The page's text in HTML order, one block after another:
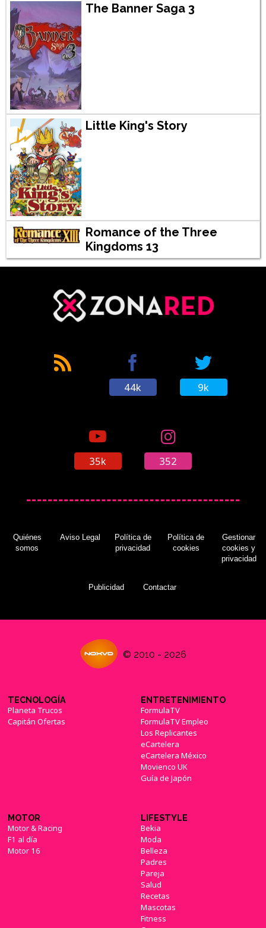
The Banner Saga 3
Little King's Story
Romance of the Three
Kingdoms 13
44k 9k
35k 352
Quiénes
somos
Aviso Legal
Política de
privacidad
Política de
cookies
Gestionar
cookies y
privacidad
Publicidad Contactar
© 2010 - 2026
TECNOLOGÍA
Planeta Trucos
Capitán Ofertas
ENTRETENIMIENTO
FormulaTV
FormulaTV Empleo
Los Replicantes
eCartelera
eCartelera México
Movienco UK
Guía de Japón
MOTOR
Motor & Racing
F1 al día
Motor 16
LIFESTYLE
Bekia
Moda
Belleza
Padres
Pareja
Salud
Recetas
Mascotas
Fitness